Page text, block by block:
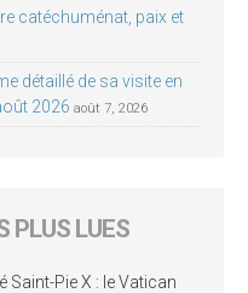
catéchuménat, paix et
détaillé de sa visite en
2026 août 7, 2026
PLUS LUES
Saint-Pie X : le Vatican